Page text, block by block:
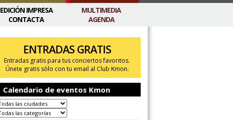
MULTIMEDIA
AGENDA
EDICIÓN IMPRESA
CONTACTA
ENTRADAS GRATIS
Entradas gratis para tus conciertos favoritos.
Únete gratis sólo con tu email al Club Kmon.
Calendario de eventos Kmon